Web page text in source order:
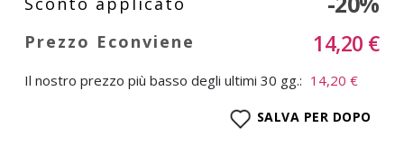
14,20 €
Il nostro prezzo più basso degli ultimi 30 gg.: 14,20 €
SALVA PER DOPO